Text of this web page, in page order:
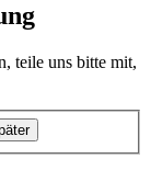
teile uns bitte mit,